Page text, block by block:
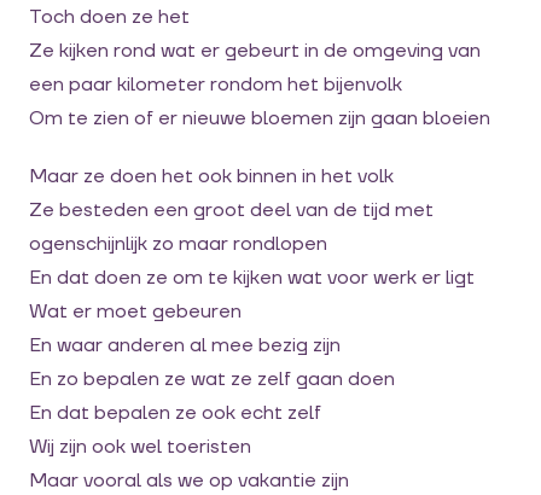
Toch doen ze het
Ze kijken rond wat er gebeurt in de omgeving van
een paar kilometer rondom het bijenvolk
Om te zien of er nieuwe bloemen zijn gaan bloeien
Maar ze doen het ook binnen in het volk
Ze besteden een groot deel van de tijd met
ogenschijnlijk zo maar rondlopen
En dat doen ze om te kijken wat voor werk er ligt
Wat er moet gebeuren
En waar anderen al mee bezig zijn
En zo bepalen ze wat ze zelf gaan doen
En dat bepalen ze ook echt zelf
Wij zijn ook wel toeristen
Maar vooral als we op vakantie zijn